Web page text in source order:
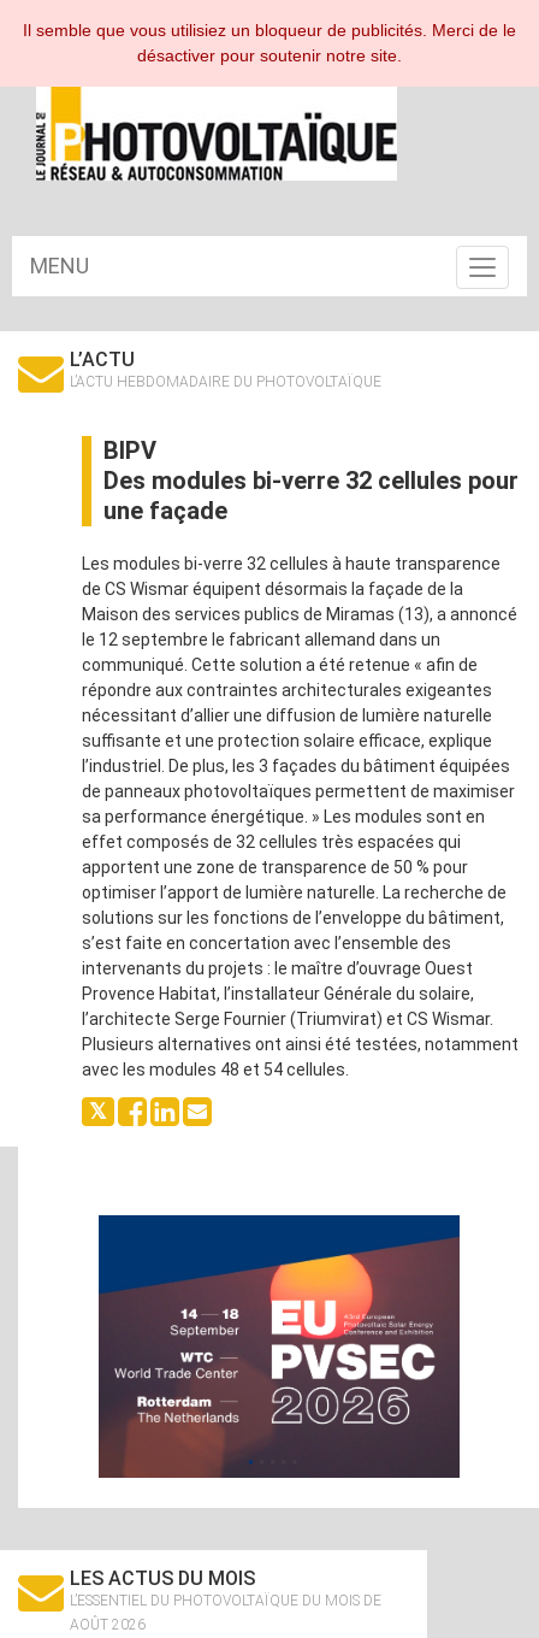
ESPACE ABONNÉ
MENU
Toggle
L’ACTU
L’ACTU HEBDOMADAIRE DU PHOTOVOLTAÏQUE
BIPV
Des modules bi-verre 32 cellules pour
une façade
Les modules bi-verre 32 cellules à haute transparence
de CS Wismar équipent désormais la façade de la
Maison des services publics de Miramas (13), a annoncé
le 12 septembre le fabricant allemand dans un
communiqué. Cette solution a été retenue « afin de
répondre aux contraintes architecturales exigeantes
nécessitant d’allier une diffusion de lumière naturelle
suffisante et une protection solaire efficace, explique
l’industriel. De plus, les 3 façades du bâtiment équipées
de panneaux photovoltaïques permettent de maximiser
sa performance énergétique. » Les modules sont en
effet composés de 32 cellules très espacées qui
apportent une zone de transparence de 50 % pour
optimiser l’apport de lumière naturelle. La recherche de
solutions sur les fonctions de l’enveloppe du bâtiment,
s’est faite en concertation avec l’ensemble des
intervenants du projets : le maître d’ouvrage Ouest
Provence Habitat, l’installateur Générale du solaire,
l’architecte Serge Fournier (Triumvirat) et CS Wismar.
Plusieurs alternatives ont ainsi été testées, notamment
avec les modules 48 et 54 cellules.
LES ACTUS DU MOIS
L’ESSENTIEL DU PHOTOVOLTAÏQUE DU MOIS DE
AOÛT 2026
Il semble que vous utilisiez un bloqueur de publicités. Merci de le
désactiver pour soutenir notre site.